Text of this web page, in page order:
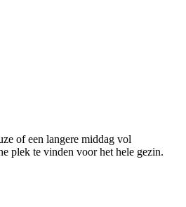
of een langere middag vol
plek te vinden voor het hele gezin.